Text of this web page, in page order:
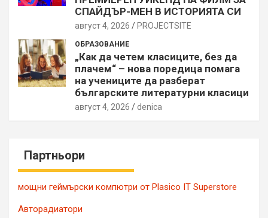
СПАЙДЪР-МЕН В ИСТОРИЯТА СИ
август 4, 2026 PROJECTSITЕ
ОБРАЗОВАНИЕ
„Как да четем класиците, без да
плачем“ – нова поредица помага
на учениците да разберат
българските литературни класици
август 4, 2026 denica
Партньори
мощни геймърски компютри от Plasico IT Superstore
Авторадиатори